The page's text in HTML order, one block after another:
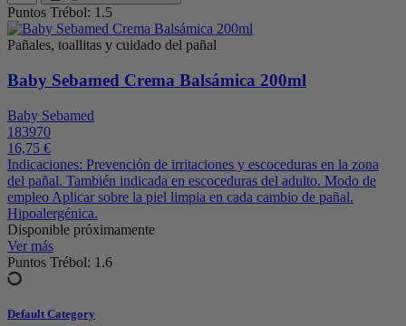
Puntos Trébol: 1.5
Pañales, toallitas y cuidado del pañal
Baby Sebamed Crema Balsámica 200ml
Baby Sebamed
183970
16,75 €
Indicaciones: Prevención de irritaciones y escoceduras en la zona
del pañal. También indicada en escoceduras del adulto. Modo de
empleo Aplicar sobre la piel limpia en cada cambio de pañal.
Hipoalergénica.
Disponible próximamente
Ver más
Puntos Trébol: 1.6
Default Category